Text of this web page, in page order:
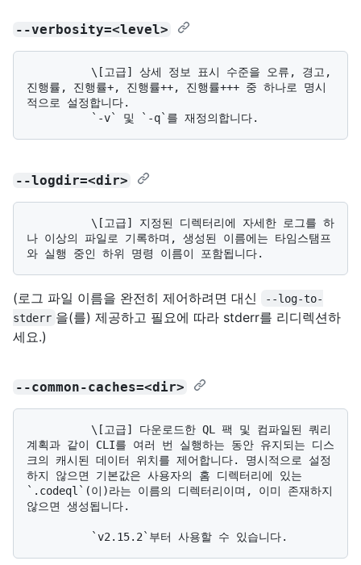
--verbosity=<level>
진행률, 진행률+, 진행률++, 진행률+++ 중 하나로 명시
적으로 설정합니다.
--logdir=<dir>
나 이상의 파일로 기록하며, 생성된 이름에는 타임스탬프
(로그 파일 이름을 완전히 제어하려면 대신
--log-to-
stderr 을(를) 제공하고 필요에 따라 stderr를 리디렉션하
세요.)
--common-caches=<dir>
계획과 같이 CLI를 여러 번 실행하는 동안 유지되는 디스
크의 캐시된 데이터 위치를 제어합니다. 명시적으로 설정
하지 않으면 기본값은 사용자의 홈 디렉터리에 있는
`.codeql`(이)라는 이름의 디렉터리이며, 이미 존재하지
않으면 생성됩니다.